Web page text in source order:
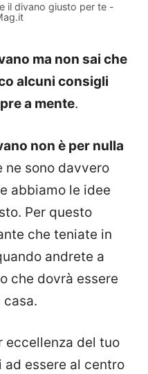
il divano giusto per te -
ma non sai che
alcuni consigli
a mente.
non è per nulla
ne sono davvero
abbiamo le idee
Per questo
che teniate in
andrete a
che dovrà essere
casa.
eccellenza del tuo
ad essere al centro